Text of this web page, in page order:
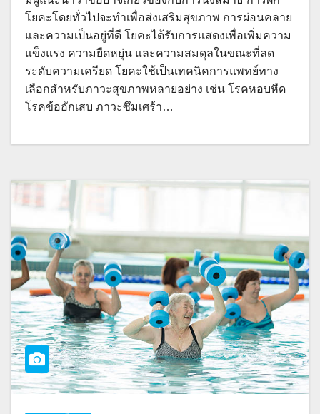
โยคะโดยทั่วไปจะทำเพื่อส่งเสริมสุขภาพ การผ่อนคลาย
และความเป็นอยู่ที่ดี โยคะได้รับการแสดงเพื่อเพิ่มความ
แข็งแรง ความยืดหยุ่น และความสมดุลในขณะที่ลด
ระดับความเครียด โยคะใช้เป็นเทคนิคการแพทย์ทาง
เลือกสำหรับภาวะสุขภาพหลายอย่าง เช่น โรคหอบหืด
โรคข้ออักเสบ ภาวะซึมเศร้า…